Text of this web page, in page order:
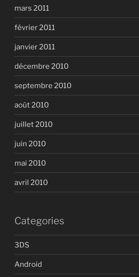
mars 2011
février 2011
janvier 2011
décembre 2010
septembre 2010
août 2010
juillet 2010
juin 2010
mai 2010
avril 2010
Categories
3DS
Android